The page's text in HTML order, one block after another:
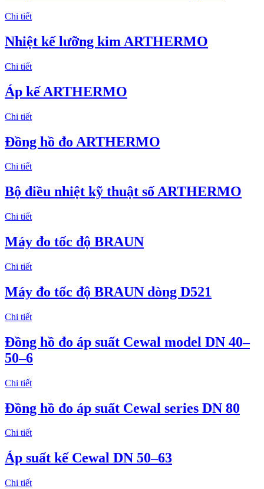
Chi tiết
Nhiệt kế lưỡng kim ARTHERMO
Chi tiết
Áp kế ARTHERMO
Chi tiết
Đồng hồ đo ARTHERMO
Chi tiết
Bộ điều nhiệt kỹ thuật số ARTHERMO
Chi tiết
Máy đo tốc độ BRAUN
Chi tiết
Máy đo tốc độ BRAUN dòng D521
Chi tiết
Đồng hồ đo áp suất Cewal model DN 40–
50–6
Chi tiết
Đồng hồ đo áp suất Cewal series DN 80
Chi tiết
Áp suất kế Cewal DN 50–63
Chi tiết